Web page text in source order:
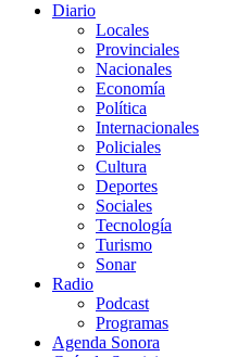
Diario
Locales
Provinciales
Nacionales
Economía
Política
Internacionales
Policiales
Cultura
Deportes
Sociales
Tecnología
Turismo
Sonar
Radio
Podcast
Programas
Agenda Sonora